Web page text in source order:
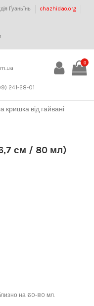
Ґуаньїнь chazhidao.org
0
241-28-01
кришка від гайвані
см / 80 мл)
на 60-80 мл.